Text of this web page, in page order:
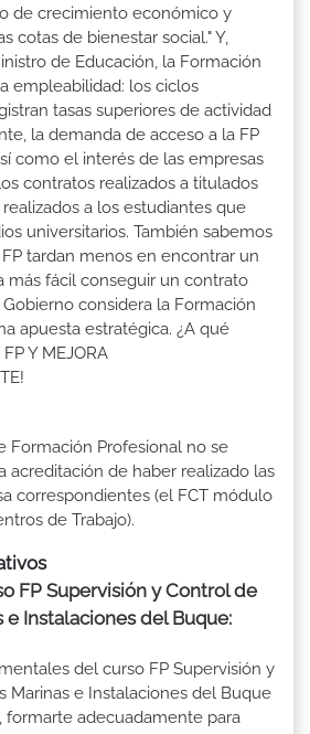
de crecimiento económico y
cotas de bienestar social." Y,
de Educación, la Formación
empleabilidad: los ciclos
tasas superiores de actividad
la demanda de acceso a la FP
como el interés de las empresas
contratos realizados a titulados
a los estudiantes que
universitarios. También sabemos
tardan menos en encontrar un
más fácil conseguir un contrato
considera la Formación
apuesta estratégica. ¿A qué
Y MEJORA
Formación Profesional no se
acreditación de haber realizado las
correspondientes (el FCT módulo
de Trabajo).
FP Supervisión y Control de
e Instalaciones del Buque:
del curso FP Supervisión y
Marinas e Instalaciones del Buque
formarte adecuadamente para